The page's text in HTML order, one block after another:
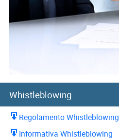
Whistleblowing
Regolamento Whistleblowing
Informativa Whistleblowing